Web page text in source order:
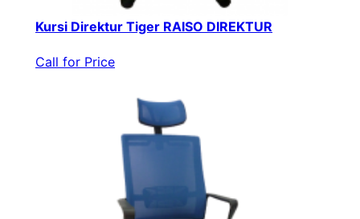
Kursi Direktur Tiger RAISO DIREKTUR
Call for Price